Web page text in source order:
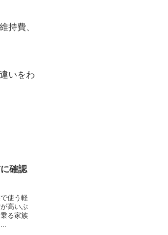
持費、
いをわ
確認
使う軽
高いぶ
る家族